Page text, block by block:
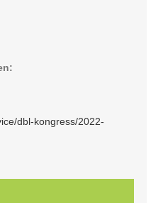
dbl-kongress/2022-